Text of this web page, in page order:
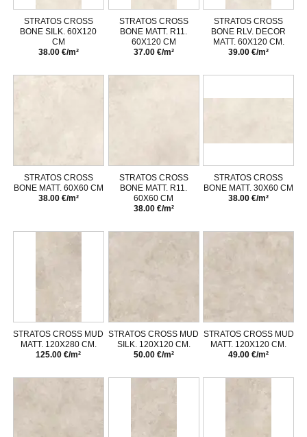
STRATOS CROSS
BONE SILK. 60X120
CM
38.00 €/m²
STRATOS CROSS
BONE MATT. R11.
60X120 CM
37.00 €/m²
STRATOS CROSS
BONE RLV. DECOR
MATT. 60X120 CM.
39.00 €/m²
STRATOS CROSS
BONE MATT. 60X60 CM
38.00 €/m²
STRATOS CROSS
BONE MATT. R11.
60X60 CM
38.00 €/m²
STRATOS CROSS
BONE MATT. 30X60 CM
38.00 €/m²
STRATOS CROSS MUD
MATT. 120X280 CM.
125.00 €/m²
STRATOS CROSS MUD
SILK. 120X120 CM.
50.00 €/m²
STRATOS CROSS MUD
MATT. 120X120 CM.
49.00 €/m²